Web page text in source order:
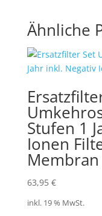
Ähnliche
Stufen 1
Ionen
Membran
63,95 €
inkl. 19 % MwSt.